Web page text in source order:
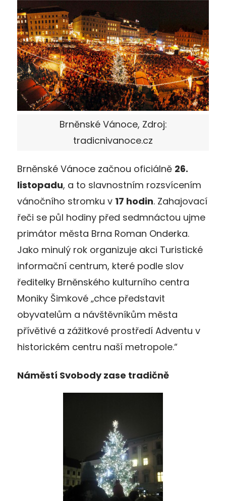
Brněnské Vánoce, Zdroj:
tradicnivanoce.cz
Brněnské Vánoce začnou oficiálně 26.
listopadu, a to slavnostním rozsvícením
vánočního stromku v 17 hodin. Zahajovací
řeči se půl hodiny před sedmnáctou ujme
primátor města Brna Roman Onderka.
Jako minulý rok organizuje akci Turistické
informační centrum, které podle slov
ředitelky Brněnského kulturního centra
Moniky Šimkové „chce představit
obyvatelům a návštěvníkům města
přívětivé a zážitkové prostředí Adventu v
historickém centru naší metropole.“
Náměstí Svobody zase tradičně